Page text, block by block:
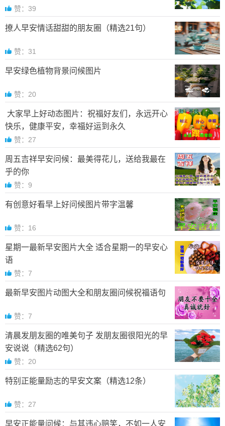
赞：39
撩人早安情话甜甜的朋友圈（精选21句）
赞：31
早安绿色植物背景问候图片
赞：20
大家早上好动态图片：祝福好友们，永远开心
快乐，健康平安，幸福好运到永久
赞：27
周五吉祥早安问候：最美得花儿，送给我最在
乎的你
赞：9
有创意好看早上好问候图片带字温馨
赞：16
星期一最新早安图片大全 适合星期一的早安心
语
赞：7
最新早安图片动图大全和朋友圈问候祝福语句
赞：7
清晨发朋友圈的唯美句子 发朋友圈很阳光的早
安说说（精选62句）
赞：20
特别正能量励志的早安文案（精选12条）
赞：27
早安正能量问候：与其违心赔笑，不如一人安